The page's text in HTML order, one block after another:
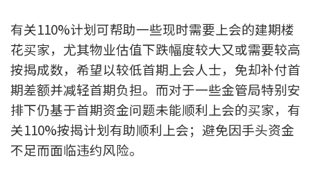
工商铺按揭计算
印花税计算
免费物业估价
下载中心
有关110%计划可帮助一些现时需要上会的建期楼
花买家，尤其物业估值下跌幅度较大又或需要较高
按揭成数，希望以较低首期上会人士，免却补付首
期差额并减轻首期负担。而对于一些金管局特别安
排下仍基于首期资金问题未能顺利上会的买家，有
关110%按揭计划有助顺利上会；避免因手头资金
不足而面临违约风险。